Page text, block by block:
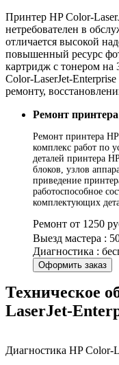
Принтер HP Color-
нетребователен в
отличается высокой
повышенный ресурс
картридж с тонером
Color-LaserJet-
ремонту,
Ремонт принтера
Ремонт принтера
комплекс работ по
деталей принтера
блоков, узлов
приведение
работоспособное
комплектующих
Ремонт от 1250
Выезд мастера :
Диагностика :
Оформить заказ
Техническое
LaserJet-
Диагностика HP Color-